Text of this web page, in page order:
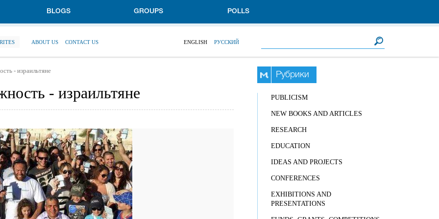
BLOGS GROUPS POLLS
ABOUT US CONTACT US ENGLISH РУССКИЙ
- израильтяне
- израильтяне
Рубрики
PUBLICISM
NEW BOOKS AND ARTICLES
RESEARCH
EDUCATION
IDEAS AND PROJECTS
CONFERENCES
EXHIBITIONS AND
PRESENTATIONS